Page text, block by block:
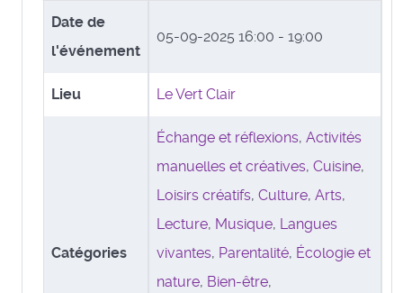
Date de
l'événement
05-09-2025 16:00 - 19:00
Lieu Le Vert Clair
Catégories
Échange et réflexions, Activités
manuelles et créatives, Cuisine,
Loisirs créatifs, Culture, Arts,
Lecture, Musique, Langues
vivantes, Parentalité, Écologie et
nature, Bien-être,